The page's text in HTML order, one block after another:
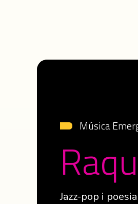
Música
Jazz-pop i poesia